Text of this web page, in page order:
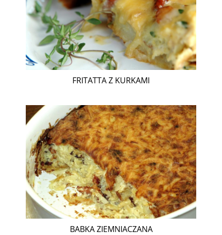
FRITATTA Z KURKAMI
BABKA ZIEMNIACZANA